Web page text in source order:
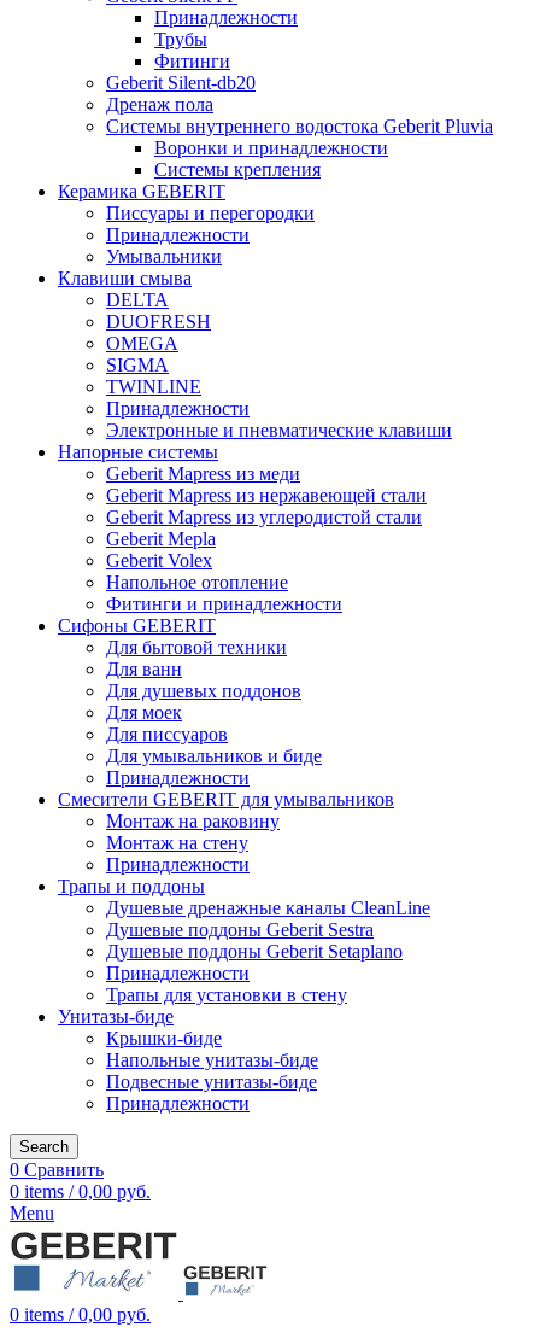
Принадлежности
Трубы
Фитинги
Geberit Silent-db20
Дренаж пола
Системы внутреннего водостока Geberit Pluvia
Воронки и принадлежности
Системы крепления
Керамика GEBERIT
Писсуары и перегородки
Принадлежности
Умывальники
Клавиши смыва
DELTA
DUOFRESH
OMEGA
SIGMA
TWINLINE
Принадлежности
Электронные и пневматические клавиши
Напорные системы
Geberit Mapress из меди
Geberit Mapress из нержавеющей стали
Geberit Mapress из углеродистой стали
Geberit Mepla
Geberit Volex
Напольное отопление
Фитинги и принадлежности
Сифоны GEBERIT
Для бытовой техники
Для ванн
Для душевых поддонов
Для моек
Для писсуаров
Для умывальников и биде
Принадлежности
Смесители GEBERIT для умывальников
Монтаж на раковину
Монтаж на стену
Принадлежности
Трапы и поддоны
Душевые дренажные каналы CleanLine
Душевые поддоны Geberit Sestra
Душевые поддоны Geberit Setaplano
Принадлежности
Трапы для установки в стену
Унитазы-биде
Крышки-биде
Напольные унитазы-биде
Подвесные унитазы-биде
Принадлежности
Search
0 Сравнить
0 items / 0,00 руб.
Menu
0 items / 0,00 руб.